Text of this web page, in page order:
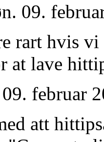
09.
rart hvis vi
at lave
09. februar
att